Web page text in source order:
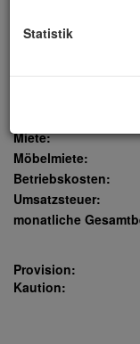
Miete:
Möbelmiete:
Betriebskosten:
Umsatzsteuer:
monatliche
Provision:
Kaution:
Statistik